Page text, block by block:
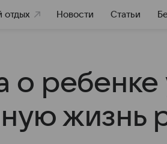
отдых Новости Статьи
о
жизнь